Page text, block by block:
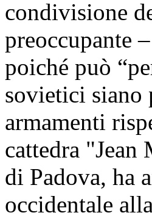
condivisione
preoccupante
poiché può
sovietici siano
armamenti
cattedra "Jean
di Padova, ha
occidentale